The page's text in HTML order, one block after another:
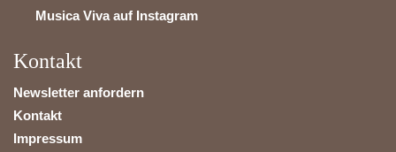
Musica Viva auf Instagram
Kontakt
Newsletter anfordern
Kontakt
Impressum